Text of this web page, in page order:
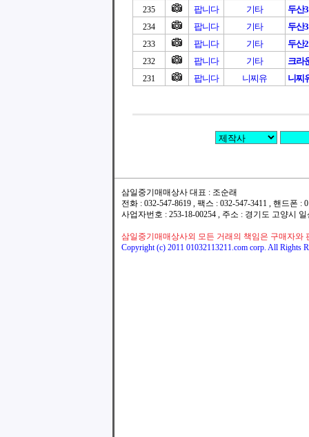
235 팝니다 기타 두산
234 팝니다 기타 두산
233 팝니다 기타 두산
232 팝니다 기타 크라
231 팝니다 니찌유 니찌
삼일중기매매상사 대표 : 조순래
전화 : 032-547-8619 , 팩스 : 032-547-3411 , 핸드폰
사업자번호 : 253-18-00254 , 주소 : 경기도 고양시
삼일중기매매상사외 모든 거래의 책임은 구매자와
Copyright (c) 2011 01032113211.com corp. All Rights